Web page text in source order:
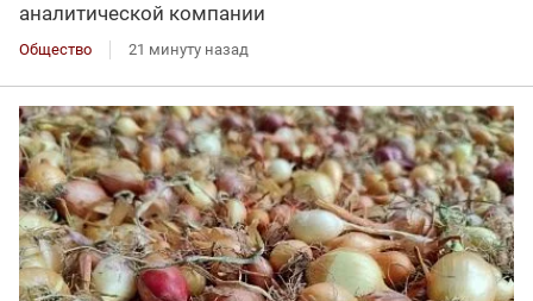
аналитической компании
Общество 21 минуту назад